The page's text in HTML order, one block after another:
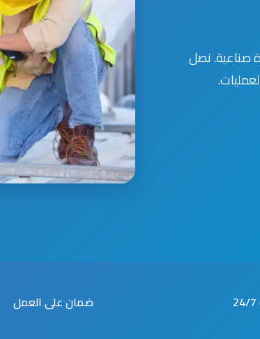
صناعية. نصل
ضمان على العمل